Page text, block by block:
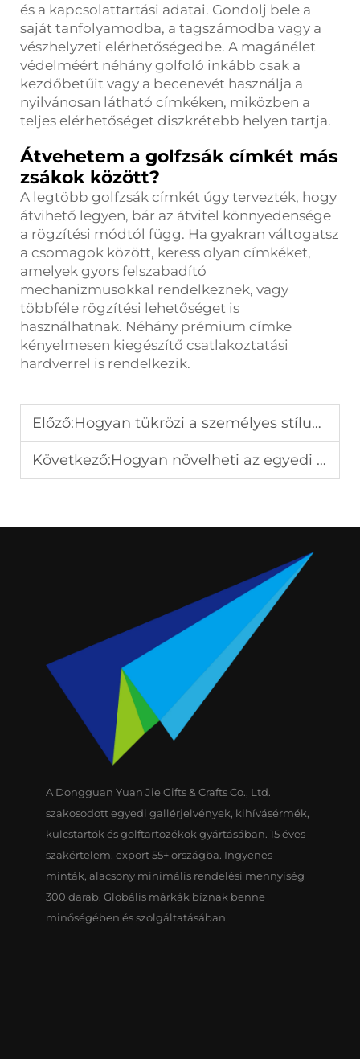
és a kapcsolattartási adatai. Gondolj bele a
saját tanfolyamodba, a tagszámodba vagy a
vészhelyzeti elérhetőségedbe. A magánélet
védelméért néhány golfoló inkább csak a
kezdőbetűit vagy a becenevét használja a
nyilvánosan látható címkéken, miközben a
teljes elérhetőséget diszkrétebb helyen tartja.
Átvehetem a golfzsák címkét más
zsákok között?
A legtöbb golfzsák címkét úgy tervezték, hogy
átvihető legyen, bár az átvitel könnyedensége
a rögzítési módtól függ. Ha gyakran váltogatsz
a csomagok között, keress olyan címkéket,
amelyek gyors felszabadító
mechanizmusokkal rendelkeznek, vagy
többféle rögzítési lehetőséget is
használhatnak. Néhány prémium címke
kényelmesen kiegészítő csatlakoztatási
hardverrel is rendelkezik.
Előző:Hogyan tükrözi a személyes stílust az egyedi golfütővédő?
Következő:Hogyan növelheti az egyedi kitűző a márkafelismerést?
A Dongguan Yuan Jie Gifts & Crafts Co., Ltd.
szakosodott egyedi gallérjelvények, kihívásérmék,
kulcstartók és golftartozékok gyártásában. 15 éves
szakértelem, export 55+ országba. Ingyenes
minták, alacsony minimális rendelési mennyiség
300 darab. Globális márkák bíznak benne
minőségében és szolgáltatásában.